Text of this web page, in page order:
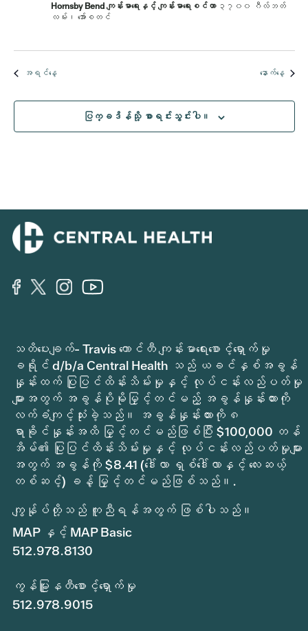
Hornsby Bend ကျန်းမာရေးနှင့် ကျန်းမာရေးစင်တာ ၃၇၀၀ ဂီလ်ဘတ်
လမ်း၊ အော်စတင်
အရင်နေ့ နောက်နေ့
ပြက္ခဒိန်သို့ စာရင်းသွင်းပါ။
သတိပေးချက်- Travis ကောင်တီ ကျန်းမာရေးစောင့်ရှောက်မှု
ခရိုင် d/b/a Central Health သည် ယခင်နှစ်အခွန်
နှုန်းထက် ပြုပြင်ထိန်းသိမ်းမှုနှင့် လုပ်ငန်းလည်ပတ်မှု
များအတွက် အခွန်ပိုမိုမြှင့်တင်မည့် အခွန်နှုန်းထားကို
လက်ခံကျင့်သုံးခဲ့သည်။ အခွန်နှုန်းထားကို ၈
ရာခိုင်နှုန်းအထိ မြှင့်တင်မည်ဖြစ်ပြီး $100,000 တန်
အိမ်၏ ပြုပြင်ထိန်းသိမ်းမှုနှင့် လုပ်ငန်းလည်ပတ်မှုများ
အတွက် အခွန်ကို $8.41 (ဒေါ်လာ ရှစ်ဒေါ်လာနှင့် လေးဆယ့်
တစ်ဆင့်) ခန့် မြှင့်တင်မည်ဖြစ်သည်။.
ကျွန်ုပ်တို့သည် ကူညီရန်အတွက် ဖြစ်ပါသည်။
MAP နှင့် MAP Basic
512.978.8130
ကွန်မြူနတီစောင့်ရှောက်မှု
512.978.9015